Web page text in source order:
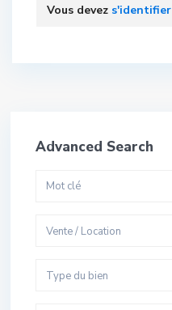
Vous devez s'identifier
Advanced Search
Vente / Location
Type du bien